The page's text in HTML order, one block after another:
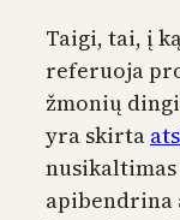
Taigi, tai, į
referuoja
žmonių
yra skirta
apibendrina